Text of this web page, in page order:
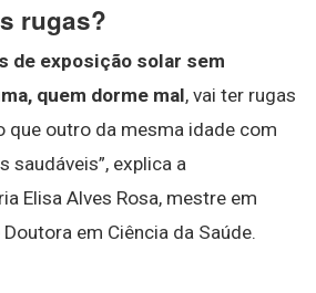
rugas?
de exposição solar sem
quem dorme mal, vai ter rugas
que outro da mesma idade com
saudáveis”, explica a
Elisa Alves Rosa, mestre em
em Ciência da Saúde.